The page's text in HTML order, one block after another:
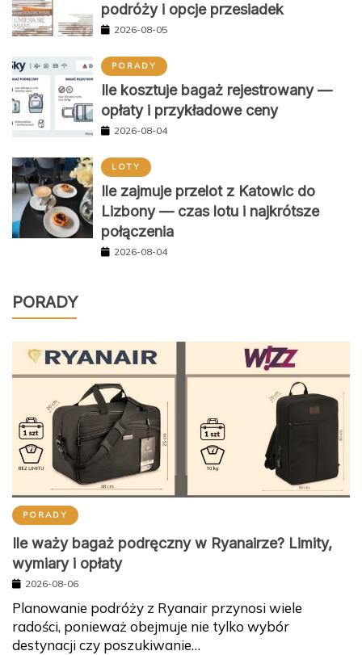
podróży i opcje przesiadek
2026-08-05
PORADY
Ile kosztuje bagaż rejestrowany —
opłaty i przykładowe ceny
2026-08-04
LOTY
Ile zajmuje przelot z Katowic do
Lizbony — czas lotu i najkrótsze
połączenia
2026-08-04
PORADY
PORADY
Ile waży bagaż podręczny w Ryanairze? Limity,
wymiary i opłaty
2026-08-06
Planowanie podróży z Ryanair przynosi wiele
radości, ponieważ obejmuje nie tylko wybór
destynacji czy poszukiwanie…